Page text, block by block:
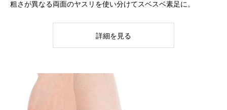
粗さが異なる両面のヤスリを使い分けてスベスベ素足に。
詳細を見る